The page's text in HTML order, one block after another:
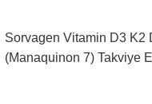
Sorvagen Vitamin D3 K2
(Manaquinon 7) Takviye